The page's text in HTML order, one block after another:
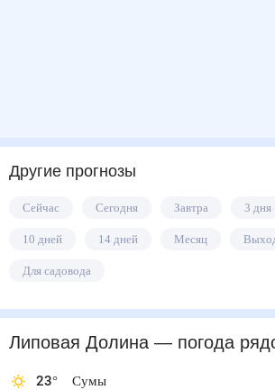
Другие прогнозы
Сейчас Сегодня Завтра 3
10 дней 14 дней Месяц
Для садовода
Липовая Долина — погода
23° Сумы